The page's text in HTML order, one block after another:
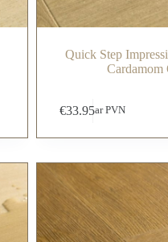
Quick Step
Cardamom
€33.95ar PVN